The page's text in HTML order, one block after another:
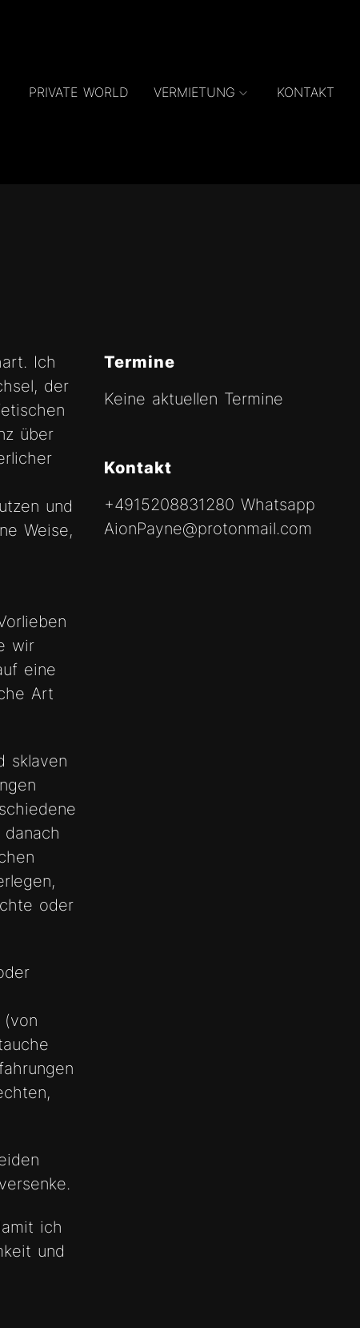
PRIVATE WORLD VERMIETUNG KONTAKT
Ich
der
über
und
Weise,
wir
eine
Art
sklaven
oder
(von
ich
und
Termine
Keine aktuellen Termine
Kontakt
+4915208831280 Whatsapp
AionPayne@protonmail.com